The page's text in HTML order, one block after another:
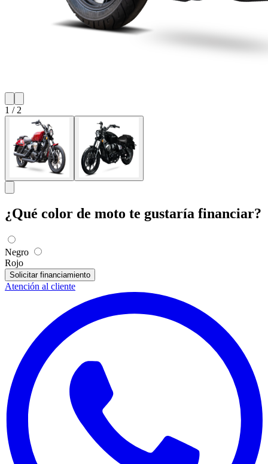
1 / 2
¿Qué color de moto te gustaría financiar?
Negro
Rojo
Solicitar financiamiento
Atención al cliente